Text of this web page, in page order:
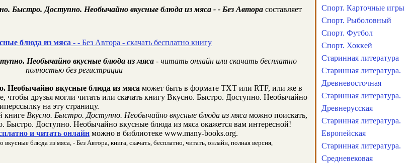
Быстро. Доступно. Необычайно вкусные блюда из мяса - - Без Автора составляет
блюда из мяса - - Без Автора - скачать бесплатно книгу
Необычайно вкусные блюда из мяса - читать онлайн или скачать бесплатно
полностью без регистрации
Необычайно вкусные блюда из мяса может быть в формате TXT или RTF, или же в
чтобы друзья могли читать или скачать книгу Вкусно. Быстро. Доступно. Необычайно
на эту страницу.
книге Вкусно. Быстро. Доступно. Необычайно вкусные блюда из мяса можно поискать,
Доступно. Необычайно вкусные блюда из мяса окажется вам интересной!
и читать онлайн можно в библиотеке www.many-books.org.
блюда из мяса, - Без Автора, книга, скачать, бесплатно, читать, онлайн, полная версия,
Спорт. Карточные игры
Спорт. Рыболовный
Спорт. Футбол
Спорт. Хоккей
Старинная литература
Старинная литература.
Древневосточная
Старинная литература.
Древнерусская
Старинная литература.
Европейская
Старинная литература.
Средневековая